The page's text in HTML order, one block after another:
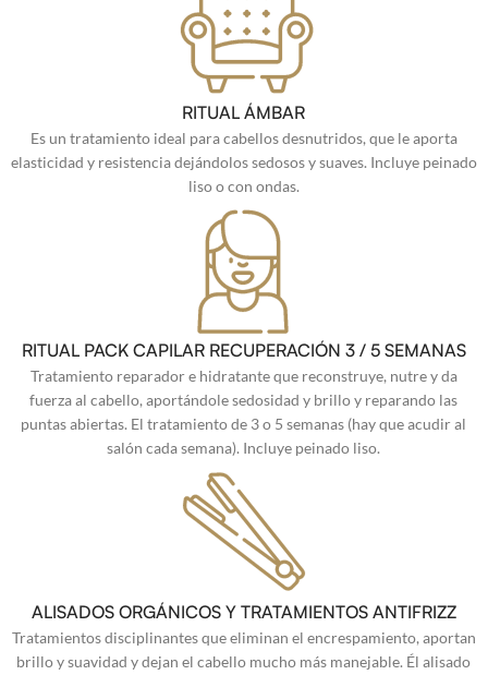
RITUAL ÁMBAR
Es un tratamiento ideal para cabellos desnutridos, que le aporta
elasticidad y resistencia dejándolos sedosos y suaves. Incluye peinado
liso o con ondas.
RITUAL PACK CAPILAR RECUPERACIÓN 3 / 5 SEMANAS
Tratamiento reparador e hidratante que reconstruye, nutre y da
fuerza al cabello, aportándole sedosidad y brillo y reparando las
puntas abiertas. El tratamiento de 3 o 5 semanas (hay que acudir al
salón cada semana). Incluye peinado liso.
ALISADOS ORGÁNICOS Y TRATAMIENTOS ANTIFRIZZ
Tratamientos disciplinantes que eliminan el encrespamiento, aportan
brillo y suavidad y dejan el cabello mucho más manejable. Él alisado